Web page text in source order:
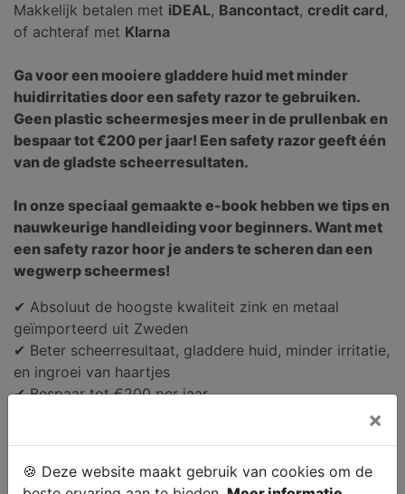
Makkelijk betalen met iDEAL, Bancontact, credit card,
of achteraf met Klarna
Ga voor een mooiere gladdere huid met minder
huidirritaties door een safety razor te gebruiken.
Geen plastic scheermesjes meer in de prullenbak en
bespaar tot €200 per jaar! Een safety razor geeft één
van de gladste scheerresultaten.
In onze speciaal gemaakte e-book hebben we tips en
nauwkeurige handleiding voor beginners. Want met
een safety razor hoor je anders te scheren dan een
wegwerp scheermes!
✔ Absoluut de hoogste kwaliteit zink en metaal
geïmporteerd uit Zweden
✔ Beter scheerresultaat, gladdere huid, minder irritatie,
en ingroei van haartjes
✔ Bespaar tot €200 per jaar
✔ Super mooi in elke badkamer van deze tijd
×
🍪 Deze website maakt gebruik van cookies om de